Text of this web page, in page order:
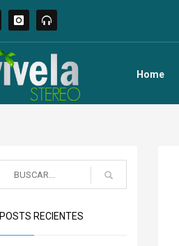
Home
POSTS RECIENTES